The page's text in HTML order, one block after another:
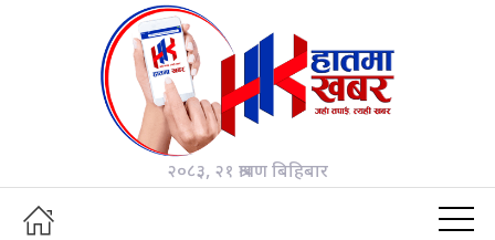
२०८३, २१ श्रावण बिहिबार